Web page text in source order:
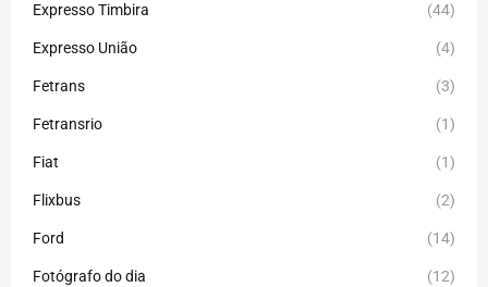
Expresso Timbira (44)
Expresso União (4)
Fetrans (3)
Fetransrio (1)
Fiat (1)
Flixbus (2)
Ford (14)
Fotógrafo do dia (12)